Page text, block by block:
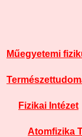
Műegyetemi
Fizikai Intézet
Atomfizika